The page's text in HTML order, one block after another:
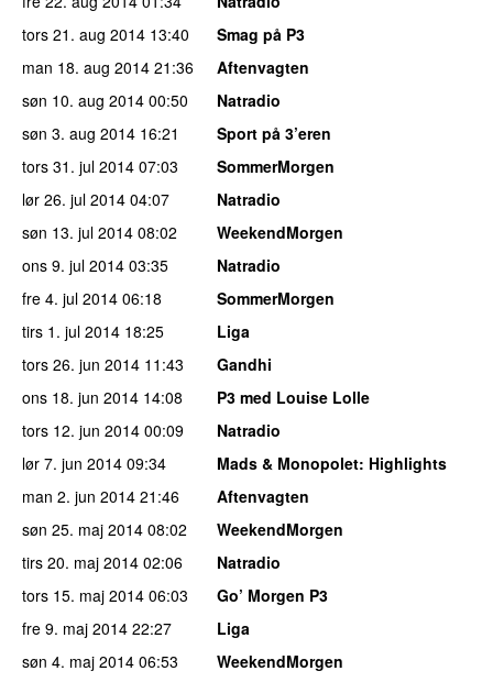
tors 21. aug 2014 13:40
Smag på P3
man 18. aug 2014 21:36
Aftenvagten
søn 10. aug 2014 00:50
Natradio
søn 3. aug 2014 16:21
Sport på 3’eren
tors 31. jul 2014 07:03
SommerMorgen
lør 26. jul 2014 04:07
Natradio
søn 13. jul 2014 08:02
WeekendMorgen
ons 9. jul 2014 03:35
Natradio
fre 4. jul 2014 06:18
SommerMorgen
tirs 1. jul 2014 18:25
Liga
tors 26. jun 2014 11:43
Gandhi
ons 18. jun 2014 14:08
P3 med Louise Lolle
tors 12. jun 2014 00:09
Natradio
lør 7. jun 2014 09:34 Mads & Monopolet: Highlights
man 2. jun 2014 21:46
Aftenvagten
søn 25. maj 2014 08:02
WeekendMorgen
tirs 20. maj 2014 02:06
Natradio
tors 15. maj 2014 06:03
Go’ Morgen P3
fre 9. maj 2014 22:27
Liga
søn 4. maj 2014 06:53
WeekendMorgen